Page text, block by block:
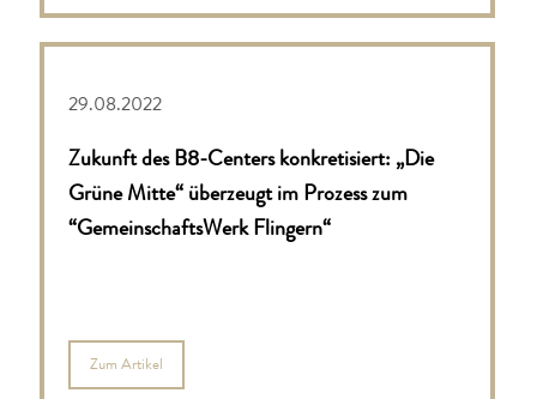
29.08.2022
Zukunft des B8-Centers konkretisiert: „Die
Grüne Mitte“ überzeugt im Prozess zum
“GemeinschaftsWerk Flingern“
Zum Artikel